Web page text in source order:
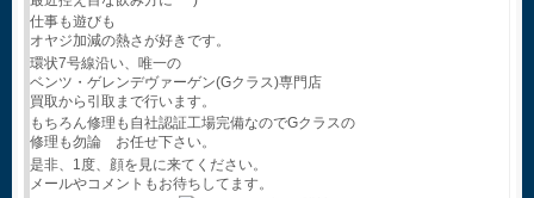
仕事も遊びも
オヤジ加減の熱さが好きです。
環状7号線沿い、唯一の
ベンツ・ゲレンデヴァーゲン(Gクラス)専門店
買取から引取まで行います。
もちろん修理も自社認証工場完備なのでGクラスの
修理も勿論 お任せ下さい。
是非、1度、顔を見に来てください。
メールやコメントもお待ちしてます。